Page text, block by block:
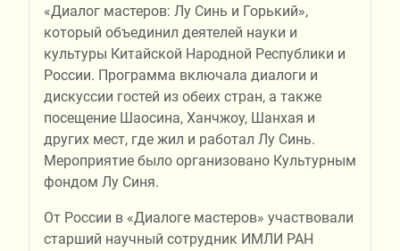
«Диалог мастеров: Лу Синь и Горький»,
который объединил деятелей науки и
культуры Китайской Народной Республики и
России. Программа включала диалоги и
дискуссии гостей из обеих стран, а также
посещение Шаосина, Ханчжоу, Шанхая и
других мест, где жил и работал Лу Синь.
Мероприятие было организовано Культурным
фондом Лу Синя.
От России в «Диалоге мастеров» участвовали
старший научный сотрудник ИМЛИ РАН